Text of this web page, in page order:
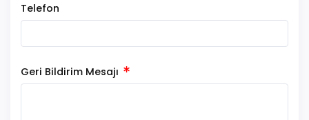
Telefon
Geri Bildirim Mesajı